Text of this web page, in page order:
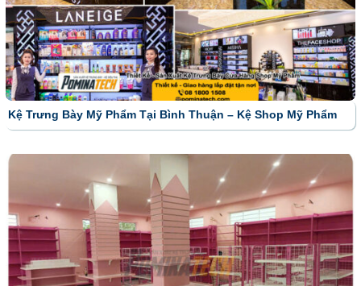
Kệ Trưng Bày Mỹ Phẩm Tại Bình Thuận – Kệ Shop Mỹ Phẩm